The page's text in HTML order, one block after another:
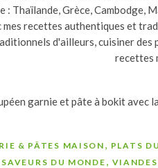
: Thaïlande, Grèce, Cambodge,
mes recettes authentiques et
d'ailleurs, cuisiner des
recettes
& PÂTES MAISON , PLATS DU
SAVEURS DU MONDE ,